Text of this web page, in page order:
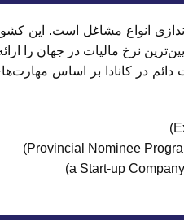
نرخ مالیات در جهان را
دائم در کانادا بر اساس